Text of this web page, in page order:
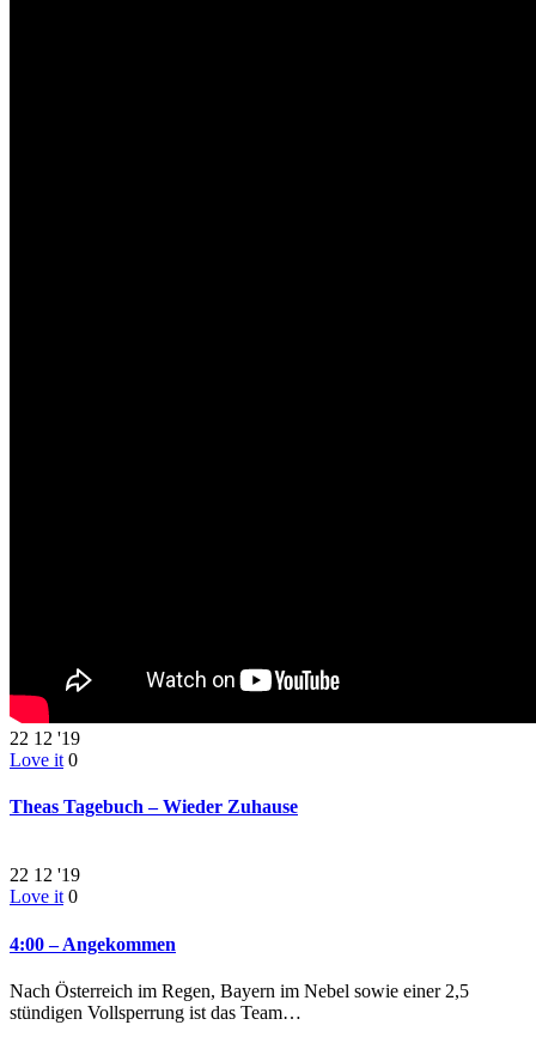
22 12 '19
Love it 0
Theas Tagebuch – Wieder Zuhause
22 12 '19
Love it 0
4:00 – Angekommen
Nach Österreich im Regen, Bayern im Nebel sowie einer 2,5
stündigen Vollsperrung ist das Team…